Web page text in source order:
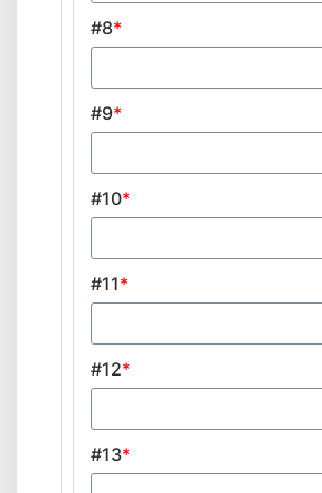
#8*
#9*
#10*
#11*
#12*
#13*